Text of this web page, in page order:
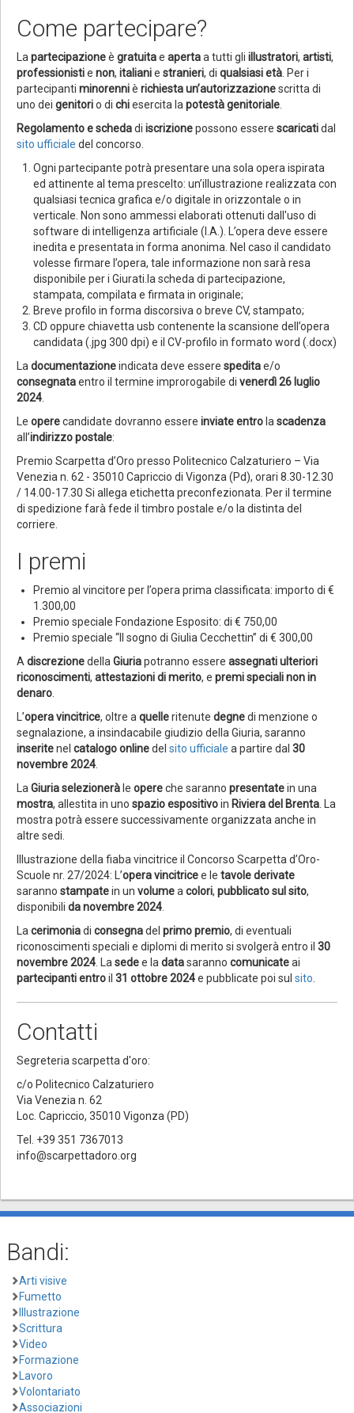
Come partecipare?
La partecipazioneè gratuitae apertaa tutti gli illustratori, artisti,
professionistie non, italianie stranieri, di qualsiasi età . Per i
partecipanti minorenniè richiestaun’autorizzazionescritta di
uno dei genitorio di chiesercita la potestà genitoriale
Regolamento eschedadi iscrizionepossono essere scaricatidal
sito ufficiale del concorso.
Ogni partecipante potrà presentare una sola opera ispirata
ed attinente al tema prescelto: un’illustrazione realizzata con
qualsiasi tecnica grafica e/o digitale in orizzontale o in
verticale. Non sono ammessi elaborati ottenuti dall'uso di
software di intelligenza artificiale (I.A.). L’opera deve essere
inedita e presentata in forma anonima. Nel caso il candidato
volesse firmare l’opera, tale informazione non sarà resa
disponibile per i Giurati.la scheda di partecipazione,
stampata, compilata e firmata in originale;
Breve profilo in forma discorsiva o breve CV, stampato;
CD oppure chiavetta usb contenente la scansione dell’opera
candidata (.jpg 300 dpi) e il CV-profilo in formato word (.docx)
La documentazioneindicata deve essere speditae/o
consegnataentro il termine improrogabile di venerdì 26 luglio
2024
Le operecandidate dovranno essere inviateentro la scadenza
all’indirizzo postale:
Premio Scarpetta d’Oro presso Politecnico Calzaturiero – Via
Venezia n. 62 - 35010 Capriccio di Vigonza (Pd), orari 8.30-12.30
/ 14.00-17.30 Si allega etichetta preconfezionata. Per il termine
di spedizione farà fede il timbro postale e/o la distinta del
corriere.
I premi
Premio al vincitore per l’opera prima classificata: importo di €
1.300,00
Premio speciale Fondazione Esposito: di € 750,00
Premio speciale “Il sogno di Giulia Cecchettin” di € 300,00
A discrezionedella Giuriapotranno essere assegnatiulteriori
riconoscimenti, attestazioni di merito, e premi speciali non in
denaro
L’opera vincitrice, oltre a quelleritenute degnedi menzione o
segnalazione, a insindacabile giudizio della Giuria, saranno
inseritenel catalogo onlinedel sito ufficiale a partire dal 30
novembre 2024
La Giuriaselezionerà le opereche saranno presentatein una
mostra, allestita in uno spazio espositivoin Riviera del Brenta . La
mostra potrà essere successivamente organizzata anche in
altre sedi.
Illustrazione della fiaba vincitrice il Concorso Scarpetta d’Oro-
Scuole nr. 27/2024: L’opera vincitricee le tavole derivate
saranno stampatein un volumea colori, pubblicato sul sito,
disponibili da novembre 2024
La cerimoniadi consegnadel primo premio, di eventuali
riconoscimenti speciali e diplomi di merito si svolgerà entro il 30
novembre 2024 . La sedee la datasaranno comunicateai
partecipantientroil 31 ottobre 2024e pubblicate poi sul sito
Contatti
Segreteria scarpetta d'oro:
c/o Politecnico Calzaturiero
Via Venezia n. 62
Loc. Capriccio, 35010 Vigonza (PD)
Tel. +39 351 7367013
info@scarpettadoro.org
Bandi:
Arti visive
Fumetto
Illustrazione
Scrittura
Video
Formazione
Lavoro
Volontariato
Associazioni